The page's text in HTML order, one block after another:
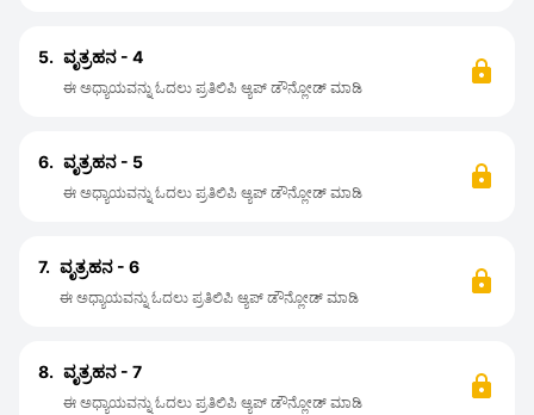
5. ವೃತ್ರಹನ - 4
ಈ ಅಧ್ಯಾಯವನ್ನು ಓದಲು ಪ್ರತಿಲಿಪಿ ಆ್ಯಪ್ ಡೌನ್ಲೋಡ್ ಮಾಡಿ
6. ವೃತ್ರಹನ - 5
ಈ ಅಧ್ಯಾಯವನ್ನು ಓದಲು ಪ್ರತಿಲಿಪಿ ಆ್ಯಪ್ ಡೌನ್ಲೋಡ್ ಮಾಡಿ
7. ವೃತ್ರಹನ - 6
ಈ ಅಧ್ಯಾಯವನ್ನು ಓದಲು ಪ್ರತಿಲಿಪಿ ಆ್ಯಪ್ ಡೌನ್ಲೋಡ್ ಮಾಡಿ
8. ವೃತ್ರಹನ - 7
ಈ ಅಧ್ಯಾಯವನ್ನು ಓದಲು ಪ್ರತಿಲಿಪಿ ಆ್ಯಪ್ ಡೌನ್ಲೋಡ್ ಮಾಡಿ